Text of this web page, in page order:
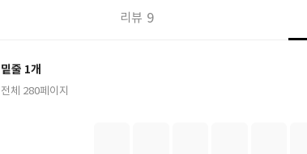
리뷰 9
밑줄 1개
전체 280페이지